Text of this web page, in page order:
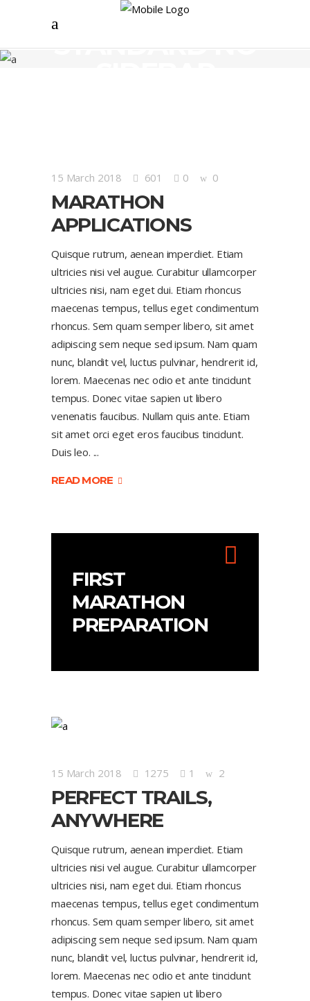
STANDARD NO
15 March 2018 601 0 0
MARATHON
APPLICATIONS
Quisque rutrum, aenean imperdiet. Etiam
ultricies nisi vel augue. Curabitur ullamcorper
ultricies nisi, nam eget dui. Etiam rhoncus
maecenas tempus, tellus eget condimentum
rhoncus. Sem quam semper libero, sit amet
adipiscing sem neque sed ipsum. Nam quam
nunc, blandit vel, luctus pulvinar, hendrerit id,
lorem. Maecenas nec odio et ante tincidunt
tempus. Donec vitae sapien ut libero
venenatis faucibus. Nullam quis ante. Etiam
sit amet orci eget eros faucibus tincidunt.
Duis leo.
READ MORE
FIRST
MARATHON
PREPARATION
15 March 2018 1275 1 2
PERFECT TRAILS,
ANYWHERE
Quisque rutrum, aenean imperdiet. Etiam
ultricies nisi vel augue. Curabitur ullamcorper
ultricies nisi, nam eget dui. Etiam rhoncus
maecenas tempus, tellus eget condimentum
rhoncus. Sem quam semper libero, sit amet
adipiscing sem neque sed ipsum. Nam quam
nunc, blandit vel, luctus pulvinar, hendrerit id,
lorem. Maecenas nec odio et ante tincidunt
tempus. Donec vitae sapien ut libero